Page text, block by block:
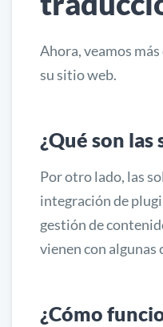
Ahora, veamos
su sitio web.
¿Qué son
Por otro lado, las
integración de
gestión de
vienen con
¿Cómo